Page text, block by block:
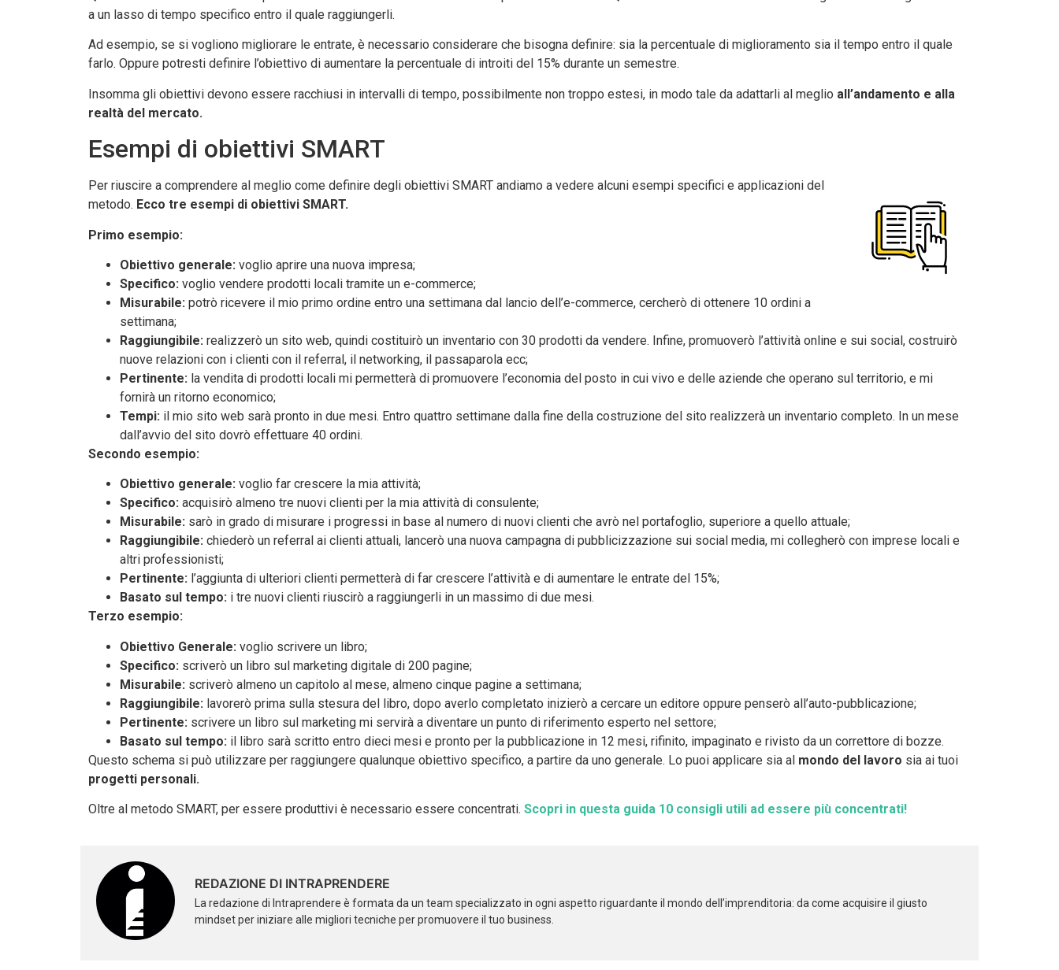
a un lasso di tempo specifico entro il quale raggiungerli.
Ad esempio, se si vogliono migliorare le entrate, è necessario considerare che bisogna definire: sia la percentuale di miglioramento sia il tempo entro il quale
farlo. Oppure potresti definire l’obiettivo di aumentare la percentuale di introiti del 15% durante un semestre.
Insomma gli obiettivi devono essere racchiusi in intervalli di tempo, possibilmente non troppo estesi, in modo tale da adattarli al meglio all’andamento e alla
realtà del mercato.
Esempi di obiettivi SMART
Per riuscire a comprendere al meglio come definire degli obiettivi SMART andiamo a vedere alcuni esempi specifici e applicazioni del
metodo. Ecco tre esempi di obiettivi SMART.
Primo esempio:
Obiettivo generale: voglio aprire una nuova impresa;
Specifico: voglio vendere prodotti locali tramite un e-commerce;
Misurabile: potrò ricevere il mio primo ordine entro una settimana dal lancio dell’e-commerce, cercherò di ottenere 10 ordini a
settimana;
Raggiungibile: realizzerò un sito web, quindi costituirò un inventario con 30 prodotti da vendere. Infine, promuoverò l’attività online e sui social, costruirò
nuove relazioni con i clienti con il referral, il networking, il passaparola ecc;
Pertinente: la vendita di prodotti locali mi permetterà di promuovere l’economia del posto in cui vivo e delle aziende che operano sul territorio, e mi
fornirà un ritorno economico;
Tempi: il mio sito web sarà pronto in due mesi. Entro quattro settimane dalla fine della costruzione del sito realizzerà un inventario completo. In un mese
dall’avvio del sito dovrò effettuare 40 ordini.
Secondo esempio:
Obiettivo generale: voglio far crescere la mia attività;
Specifico: acquisirò almeno tre nuovi clienti per la mia attività di consulente;
Misurabile: sarò in grado di misurare i progressi in base al numero di nuovi clienti che avrò nel portafoglio, superiore a quello attuale;
Raggiungibile: chiederò un referral ai clienti attuali, lancerò una nuova campagna di pubblicizzazione sui social media, mi collegherò con imprese locali e
altri professionisti;
Pertinente: l’aggiunta di ulteriori clienti permetterà di far crescere l’attività e di aumentare le entrate del 15%;
Basato sul tempo: i tre nuovi clienti riuscirò a raggiungerli in un massimo di due mesi.
Terzo esempio:
Obiettivo Generale: voglio scrivere un libro;
Specifico: scriverò un libro sul marketing digitale di 200 pagine;
Misurabile: scriverò almeno un capitolo al mese, almeno cinque pagine a settimana;
Raggiungibile: lavorerò prima sulla stesura del libro, dopo averlo completato inizierò a cercare un editore oppure penserò all’auto-pubblicazione;
Pertinente: scrivere un libro sul marketing mi servirà a diventare un punto di riferimento esperto nel settore;
Basato sul tempo: il libro sarà scritto entro dieci mesi e pronto per la pubblicazione in 12 mesi, rifinito, impaginato e rivisto da un correttore di bozze.
Questo schema si può utilizzare per raggiungere qualunque obiettivo specifico, a partire da uno generale. Lo puoi applicare sia al mondo del lavoro sia ai tuoi
progetti personali.
Oltre al metodo SMART, per essere produttivi è necessario essere concentrati. Scopri in questa guida 10 consigli utili ad essere più concentrati!
REDAZIONE DI INTRAPRENDERE
La redazione di Intraprendere è formata da un team specializzato in ogni aspetto riguardante il mondo dell’imprenditoria: da come acquisire il giusto
mindset per iniziare alle migliori tecniche per promuovere il tuo business.